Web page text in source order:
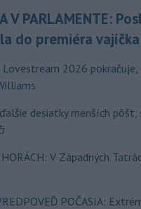
V PARLAMENTE:
do premiéra vajíčka
2026 pokračuje,
desiatky menších pôšt,
HORÁCH: V Západných
POČASIA: